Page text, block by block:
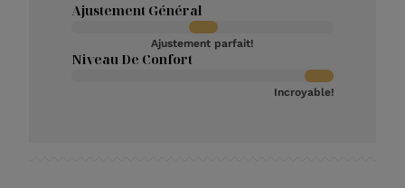
Ajustement Général
Ajustement parfait!
Niveau De Confort
Incroyable!